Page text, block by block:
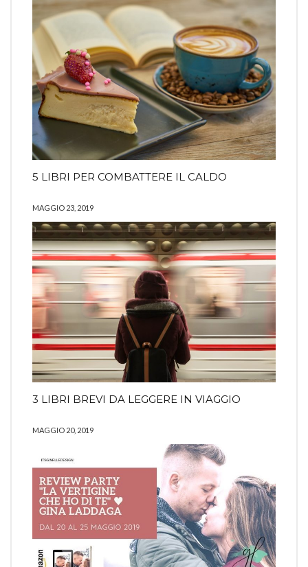
5 LIBRI PER COMBATTERE IL CALDO
MAGGIO 23, 2019
3 LIBRI BREVI DA LEGGERE IN VIAGGIO
MAGGIO 20, 2019